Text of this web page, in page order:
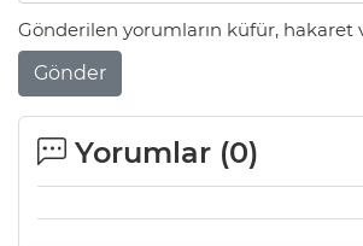
Gönderilen yorumların küfür, hakaret
Gönder
Yorumlar (0)